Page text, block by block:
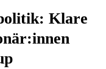
Klare